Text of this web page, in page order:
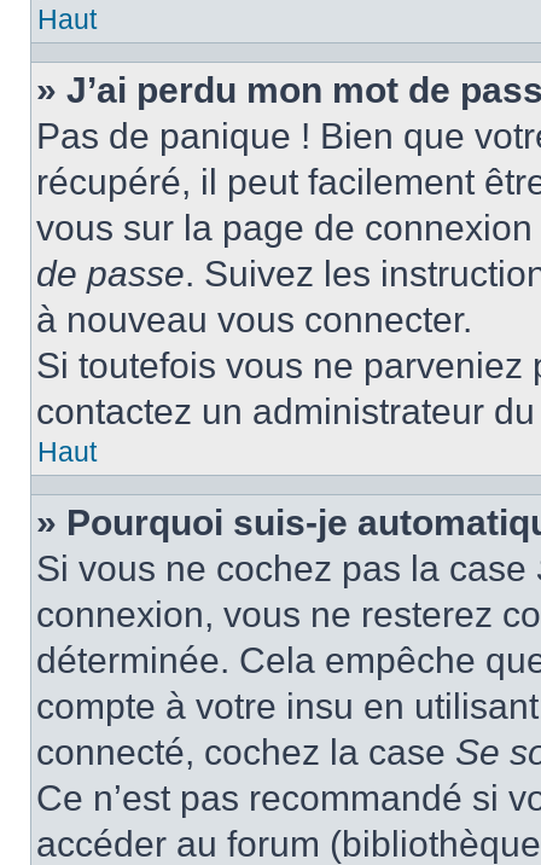
Haut
» J’ai perdu mon mot de
Pas de panique ! Bien que
récupéré, il peut facilement
vous sur la page de
de passe. Suivez les
à nouveau vous connecter.
Si toutefois vous ne
contactez un administrateur
Haut
» Pourquoi suis-je
Si vous ne cochez pas la case
connexion, vous ne resterez
déterminée. Cela empêche
compte à votre insu en
connecté, cochez la case Se
Ce n’est pas recommandé si
accéder au forum